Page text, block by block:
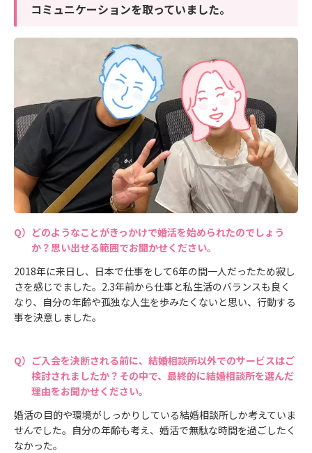
コミュニケーションを取っていました。
どのようなことがきっかけで婚活を始められたのでしょう
か？思い出せる範囲でお聞かせください。
2018年に来日し、日本で仕事をして6年の間一人だったため寂し
さを感じでました。2.3年前から仕事と私生活のバランスも良く
なり、自分の年齢や孤独な人生を歩みたくないと思い、行動する
事を決意しました。
ご入会を決断される前に、結婚相談所以外でのサービスはご
検討されましたか？その中で、最終的に結婚相談所を選んだ
理由をお聞かせください。
婚活の目的や環境がしっかりしている結婚相談所しか考えていま
せんでした。自分の年齢も考え、婚活で無駄な時間を過ごしたく
なかった。